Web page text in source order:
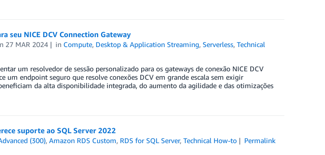
seu NICE DCV Connection Gateway
27 MAR 2024 in Compute, Desktop & Application Streaming,Serverless,Technical
um resolvedor de sessão personalizado para os gateways de conexão NICE DCV
um endpoint seguro que resolve conexões DCV em grande escala sem exigir
da alta disponibilidade integrada, do aumento da agilidade e das otimizações
suporte ao SQL Server 2022
(300),Amazon RDS Custom, RDS for SQL Server,Technical How-to
Permalink